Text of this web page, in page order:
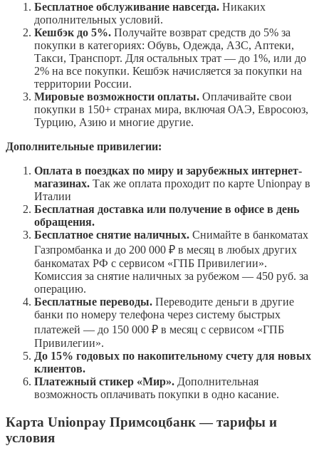
Бесплатное обслуживание навсегда. Никаких
дополнительных условий.
Кешбэк до 5%. Получайте возврат средств до 5% за
покупки в категориях: Обувь, Одежда, АЗС, Аптеки,
Такси, Транспорт. Для остальных трат — до 1%, или до
2% на все покупки. Кешбэк начисляется за покупки на
территории России.
Мировые возможности оплаты. Оплачивайте свои
покупки в 150+ странах мира, включая ОАЭ, Евросоюз,
Турцию, Азию и многие другие.
Дополнительные привилегии:
Оплата в поездках по миру и зарубежных интернет-
магазинах. Так же оплата проходит по карте Unionpay в
Италии
Бесплатная доставка или получение в офисе в день
обращения.
Бесплатное снятие наличных. Снимайте в банкоматах
Газпромбанка и до 200 000 ₽ в месяц в любых других
банкоматах РФ с сервисом «ГПБ Привилегии».
Комиссия за снятие наличных за рубежом — 450 руб. за
операцию.
Бесплатные переводы. Переводите деньги в другие
банки по номеру телефона через систему быстрых
платежей — до 150 000 ₽ в месяц с сервисом «ГПБ
Привилегии».
До 15% годовых по накопительному счету для новых
клиентов.
Платежный стикер «Мир». Дополнительная
возможность оплачивать покупки в одно касание.
Карта Unionpay Примсоцбанк — тарифы и
условия